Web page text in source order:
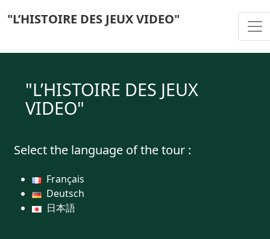
"L’HISTOIRE DES JEUX VIDEO"
"L’HISTOIRE DES JEUX
VIDEO"
Select the language of the tour :
Français
Deutsch
日本語